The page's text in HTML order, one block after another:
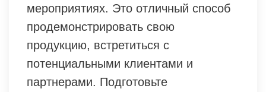
мероприятиях. Это отличный способ
продемонстрировать свою
продукцию, встретиться с
потенциальными клиентами и
партнерами. Подготовьте